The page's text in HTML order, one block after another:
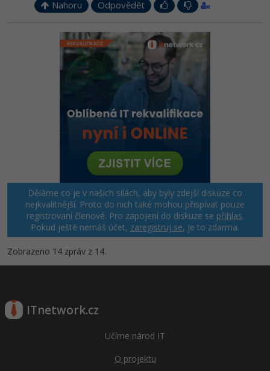
Nahoru Odpovědět
Děláme co je v našich silách, aby byly zdejší diskuze co
nejkvalitnější. Proto do nich také mohou přispívat pouze
registrovaní členové. Pro zapojení do diskuze se přihlas.
Pokud ještě nemáš účet, zaregistruj se, je to zdarma.
Zobrazeno 14 zpráv z 14.
ITnetwork.cz
Učíme národ IT
O projektu